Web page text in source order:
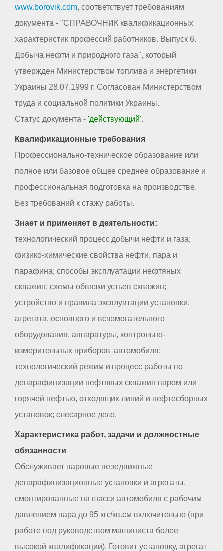
www.borovik.com, соответствует требованиям
документа - "СПРАВОЧНИК квалификационных
характеристик профессий работников. Выпуск 6.
Добыча нефти и природного газа", который
утвержден Министерством топлива и энергетики
Украины 28.07.1999 г. Согласован Министерством
труда и социальной политики Украины.
Статус документа - 'действующий'.
Квалификационные требования
Профессионально-техническое образование или
полное или базовое общее среднее образование и
профессиональная подготовка на производстве.
Без требований к стажу работы.
Знает и применяет в деятельности:
технологический процесс добычи нефти и газа;
физико-химические свойства нефти, пара и
парафина; способы эксплуатации нефтяных
скважин; схемы обвязки устьев скважин;
устройство и правила эксплуатации установки,
агрегата, основного и вспомогательного
оборудования, аппаратуры, контрольно-
измерительных приборов, автомобиля;
технологический режим и процесс работы по
депарафинизации нефтяных скважин паром или
горячей нефтью, отходящих линий и нефтесборных
установок; слесарное дело.
Характеристика работ, задачи и должностные
обязанности
Обслуживает паровые передвижные
депарафинизационные установки и агрегаты,
смонтированные на шасси автомобиля с рабочим
давлением пара до 95 кгс/кв.см включительно (при
работе под руководством машиниста более
высокой квалификации). Готовит установку, агрегат